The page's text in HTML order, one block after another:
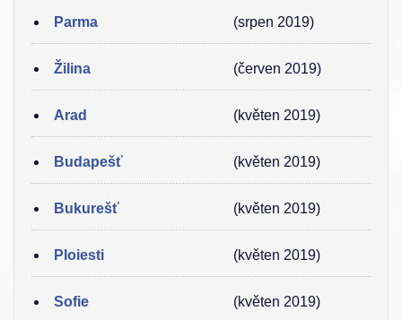
Parma (srpen 2019)
Žilina (červen 2019)
Arad (květen 2019)
Budapešť (květen 2019)
Bukurešť (květen 2019)
Ploiesti (květen 2019)
Sofie (květen 2019)